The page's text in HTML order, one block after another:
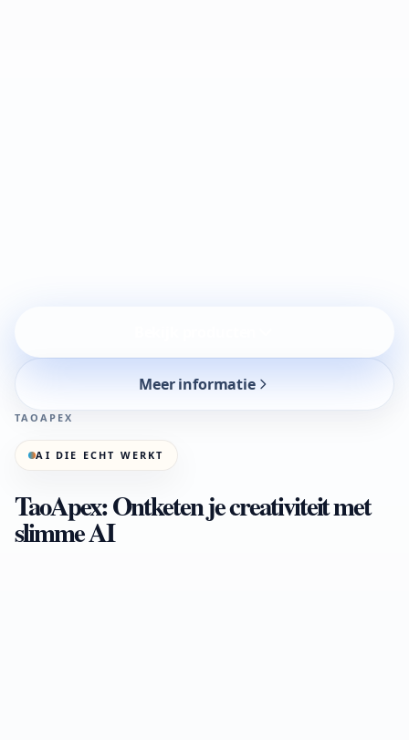
TaoApex: Ontketen je creativiteit met
slimme AI
TAOAPEX
AI DIE ECHT WERKT
Meer informatie